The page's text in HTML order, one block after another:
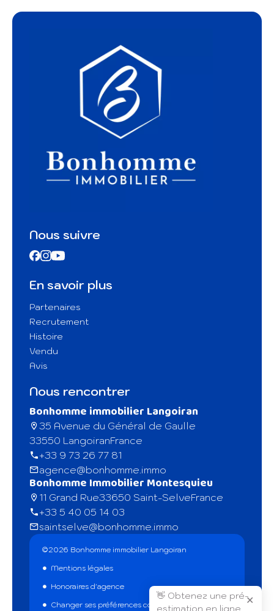
Nous suivre
En savoir plus
Partenaires
Recrutement
Histoire
Vendu
Avis
Nous rencontrer
Bonhomme immobilier Langoiran
35 Avenue du Général de Gaulle
33550 LangoiranFrance
+33 9 73 26 77 81
agence@bonhomme.immo
Bonhomme Immobilier Montesquieu
11 Grand Rue33650 Saint-SelveFrance
+33 5 40 05 14 03
saintselve@bonhomme.immo
©2026 Bonhomme immobilier Langoiran
Mentions légales
Honoraires d'agence
Changer ses préférences cookies
👋 Obtenez une pré-
estimation en ligne
✕